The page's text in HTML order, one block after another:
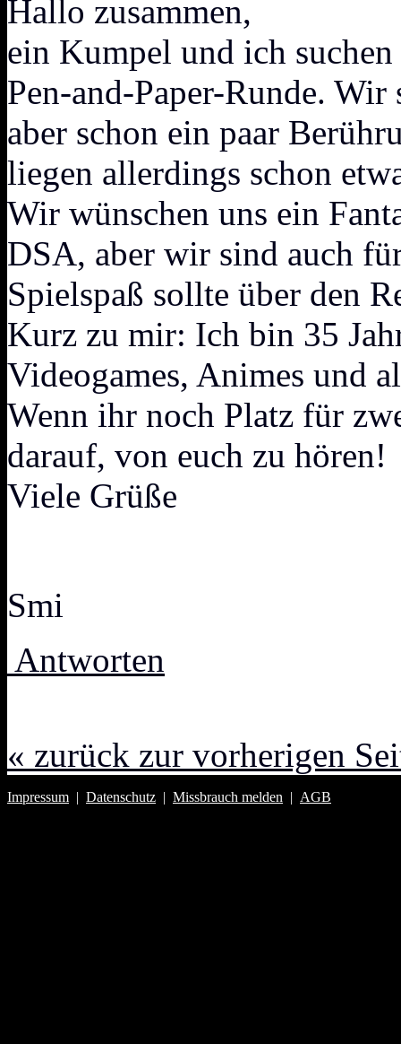
Hallo zusammen,
ein Kumpel und ich
Pen-and-Paper-Runde.
aber schon ein paar
liegen allerdings schon
Wir wünschen uns ein
DSA, aber wir sind auch
Spielspaß sollte über den
Kurz zu mir: Ich bin 35
Videogames, Animes und
Wenn ihr noch Platz für
darauf, von euch zu hören!
Viele Grüße
Smi
Antworten
« zurück zur vorherigen
Impressum | Datenschutz | Missbrauch melden | AGB